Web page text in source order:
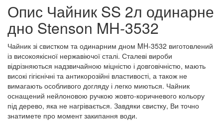
Опис Чайник SS 2л одинарне
дно Stenson MH-3532
Чайник зі свистком та одинарним дном MH-3532 виготовлений
із високоякісної нержавіючої сталі. Сталеві вироби
відрізняються надзвичайною міцністю і довговічністю, мають
високі гігієнічні та антикорозійні властивості, а також не
вимагають особливого догляду і легко миються. Чайник
оснащений нейлоновою ручкою жовто-коричневого кольору
під дерево, яка не нагрівається. Завдяки свистку, Ви точно
знатимете про момент закипання води.